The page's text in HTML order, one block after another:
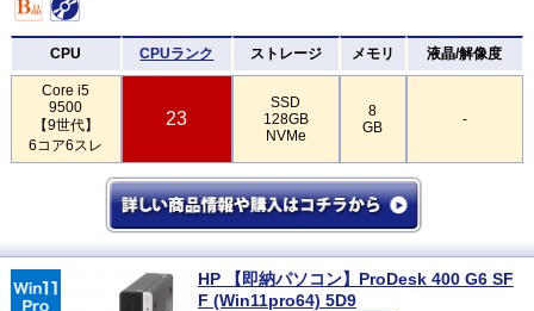
CPU CPUランク ストレージ メモリ 液晶/解像度
Core i5
9500
【9世代】
6コア6スレ
23
SSD
128GB
NVMe
8
GB
-
HP 【即納パソコン】ProDesk 400 G6 SF
F (Win11pro64) 5D9